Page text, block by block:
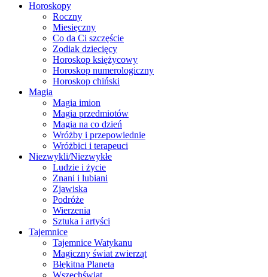
Horoskopy
Roczny
Miesięczny
Co da Ci szczęście
Zodiak dziecięcy
Horoskop księżycowy
Horoskop numerologiczny
Horoskop chiński
Magia
Magia imion
Magia przedmiotów
Magia na co dzień
Wróżby i przepowiednie
Wróżbici i terapeuci
Niezwykli/Niezwykłe
Ludzie i życie
Znani i lubiani
Zjawiska
Podróże
Wierzenia
Sztuka i artyści
Tajemnice
Tajemnice Watykanu
Magiczny świat zwierząt
Błękitna Planeta
Wszechświat